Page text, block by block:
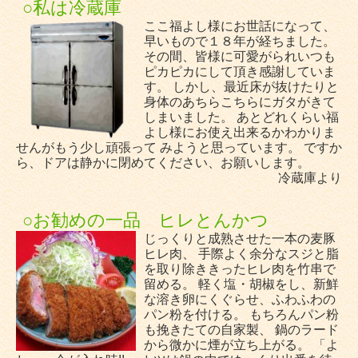
○私は冷蔵庫
ここ福よし様にお世話になって、
早いもので１８年が経ちました。
その間、皆様に可愛がられいつも
ピカピカにして頂き感謝していま
す。 しかし、最近床が抜けたりと
身体のあちらこちらにガタがきて
しまいました。 あとどれくらい福
よし様にお使え出来るかわかりま
せんがもう少し頑張って みようと思っています。 ですか
ら、ドアは静かに閉めてください、お願いします。
冷蔵庫より
○お勧めの一品 ヒレとんかつ
じっくりと成熟させた一本の麦豚
ヒレ肉、 手際よく余分なスジと脂
を取り除ききったヒレ肉を竹串で
留める。 軽く塩・胡椒をし、新鮮
な溶き卵にくぐらせ、ふわふわの
パン粉を付ける。 もちろんパン粉
も挽きたての自家製、 鍋のラード
から微かに煙が立ち上がる。 「よ